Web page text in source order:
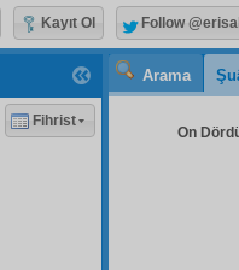
Arama
On
Fihrist
Kayıt Ol Follow